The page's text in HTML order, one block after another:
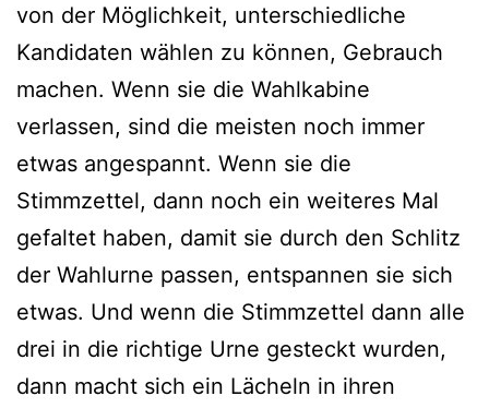
von der Möglichkeit, unterschiedliche
Kandidaten wählen zu können, Gebrauch
machen. Wenn sie die Wahlkabine
verlassen, sind die meisten noch immer
etwas angespannt. Wenn sie die
Stimmzettel, dann noch ein weiteres Mal
gefaltet haben, damit sie durch den Schlitz
der Wahlurne passen, entspannen sie sich
etwas. Und wenn die Stimmzettel dann alle
drei in die richtige Urne gesteckt wurden,
dann macht sich ein Lächeln in ihren